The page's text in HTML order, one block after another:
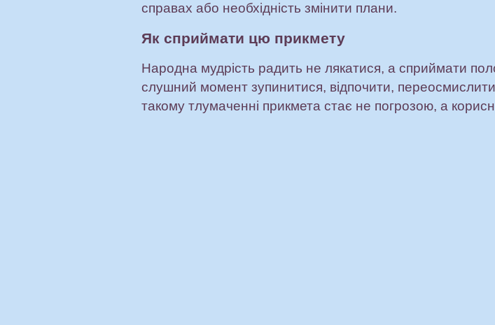
справах або необхідність змінити плани.
Як сприймати цю прикмету
Народна мудрість радить не лякатися, а сприймати
слушний момент зупинитися, відпочити,
такому тлумаченні прикмета стає не погрозою, а